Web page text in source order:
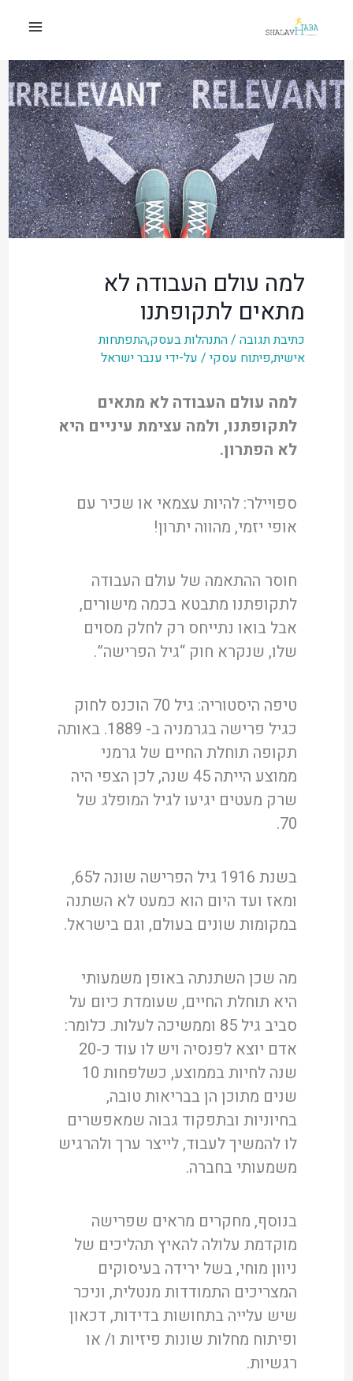
למה עולם העבודה לא
מתאים לתקופתנו
כתיבת תגובה /התנהלות בעסק,התפתחות
אישית,פיתוח עסקי/ על-ידי ענבר ישראל
למה עולם העבודה לא מתאים
לתקופתנו, ולמה עצימת עיניים היא
לא הפתרון.
ספויילר: להיות עצמאי או שכיר עם
אופי יזמי, מהווה יתרון!
חוסר ההתאמה של עולם העבודה
לתקופתנו מתבטא בכמה מישורים,
אבל בואו נתייחס רק לחלק מסוים
שלו, שנקרא חוק “גיל הפרישה”.
טיפה היסטוריה: גיל 70 הוכנס לחוק
כגיל פרישה בגרמניה ב- 1889. באותה
תקופה תוחלת החיים של גרמני
ממוצע הייתה 45 שנה, לכן הצפי היה
שרק מעטים יגיעו לגיל המופלג של
70.
בשנת 1916 גיל הפרישה שונה ל65,
ומאז ועד היום הוא כמעט לא השתנה
במקומות שונים בעולם, וגם בישראל.
מה שכן השתנתה באופן משמעותי
היא תוחלת החיים, שעומדת כיום על
סביב גיל 85 וממשיכה לעלות. כלומר:
אדם יוצא לפנסיה ויש לו עוד כ-20
שנה לחיות בממוצע, כשלפחות 10
שנים מתוכן הן בבריאות טובה,
בחיוניות ובתפקוד גבוה שמאפשרים
לו להמשיך לעבוד, לייצר ערך ולהרגיש
משמעותי בחברה.
בנוסף, מחקרים מראים שפרישה
מוקדמת עלולה להאיץ תהליכים של
ניוון מוחי, בשל ירידה בעיסוקים
המצריכים התמודדות מנטלית, וניכר
שיש עלייה בתחושות בדידות, דכאון
ופיתוח מחלות שונות פיזיות ו/ או
רגשיות.